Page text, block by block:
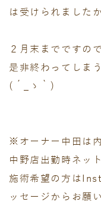
は受けられました
２月末までですので
是非終わってしま
(´_ゝ｀)
※オーナー中田は
中野店出勤時ネッ
施術希望の方は
ッセージからお願